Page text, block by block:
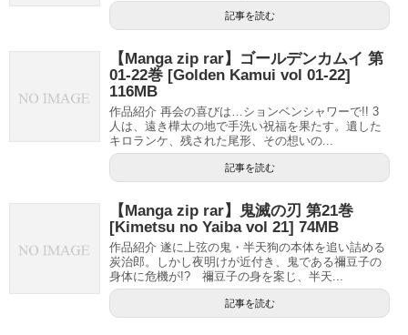
記事を読む
【Manga zip rar】ゴールデンカムイ 第
01-22巻 [Golden Kamui vol 01-22]
116MB
作品紹介 再会の喜びは…ションベンシャワーで!! 3
人は、遠き樺太の地で手洗い祝福を果たす。遺した
キロランケ、残された尾形、その想いの...
記事を読む
【Manga zip rar】鬼滅の刃 第21巻
[Kimetsu no Yaiba vol 21] 74MB
作品紹介 遂に上弦の鬼・半天狗の本体を追い詰める
炭治郎。しかし夜明けが近付き、鬼である禰豆子の
身体に危機が!? 禰豆子の身を案じ、半天...
記事を読む